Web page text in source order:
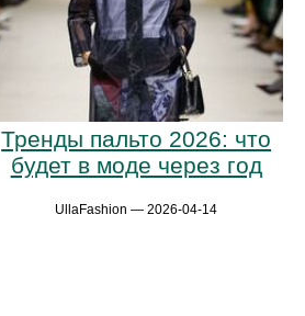
Тренды пальто 2026: что
будет в моде через год
UllaFashion — 2026-04-14